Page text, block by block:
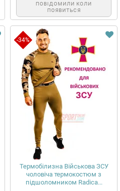
ПОВІДОМИЛИ КОЛИ
ПОЯВИТЬСЯ
-34%
Термобілизна Військова ЗСУ
чоловіча термокостюм з
підшоломником Radica...